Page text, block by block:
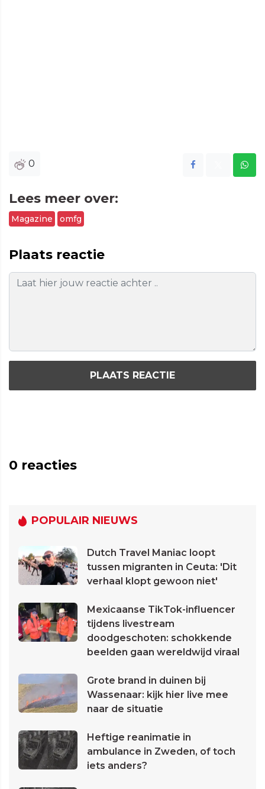
0
Lees meer over:
Magazine omfg
Plaats reactie
PLAATS REACTIE
0 reacties
POPULAIR NIEUWS
Dutch Travel Maniac loopt
tussen migranten in Ceuta: 'Dit
verhaal klopt gewoon niet'
Mexicaanse TikTok-influencer
tijdens livestream
doodgeschoten: schokkende
beelden gaan wereldwijd viraal
Grote brand in duinen bij
Wassenaar: kijk hier live mee
naar de situatie
Heftige reanimatie in
ambulance in Zweden, of toch
iets anders?